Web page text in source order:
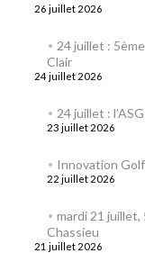
26 juillet 2026
24 juillet :
Clair
24 juillet 2026
24 juillet :
23 juillet 2026
Innovation
22 juillet 2026
mardi 21 juillet,
Chassieu
21 juillet 2026